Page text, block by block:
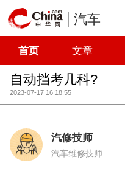
汽车
首页 文章
自动挡考几科?
2023-07-17 16:18:55
汽修技师
汽车维修技师